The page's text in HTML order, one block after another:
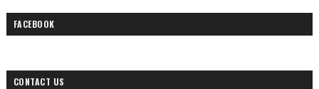
FACEBOOK
CONTACT US